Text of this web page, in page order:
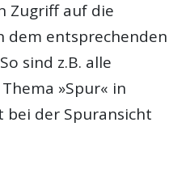
Zugriff auf die
dem entsprechenden
sind z.B. alle
»Spur« in
bei der Spuransicht